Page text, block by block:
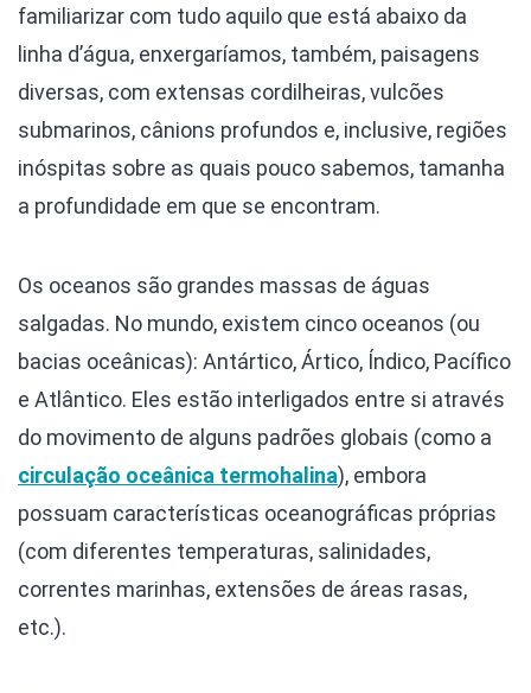
familiarizar com tudo aquilo que está abaixo da
linha d’água, enxergaríamos, também, paisagens
diversas, com extensas cordilheiras, vulcões
submarinos, cânions profundos e, inclusive, regiões
inóspitas sobre as quais pouco sabemos, tamanha
a profundidade em que se encontram.
Os oceanos são grandes massas de águas
salgadas. No mundo, existem cinco oceanos (ou
bacias oceânicas): Antártico, Ártico, Índico, Pacífico
e Atlântico. Eles estão interligados entre si através
do movimento de alguns padrões globais (como a
circulação oceânica termohalina), embora
possuam características oceanográficas próprias
(com diferentes temperaturas, salinidades,
correntes marinhas, extensões de áreas rasas,
etc.).